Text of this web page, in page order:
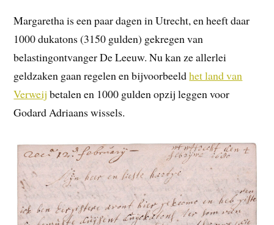
Margaretha is een paar dagen in Utrecht, en heeft daar
1000 dukatons (3150 gulden) gekregen van
belastingontvanger De Leeuw. Nu kan ze allerlei
geldzaken gaan regelen en bijvoorbeeldhet land van
Verweij betalen en 1000 gulden opzij leggen voor
Godard Adriaans wissels.